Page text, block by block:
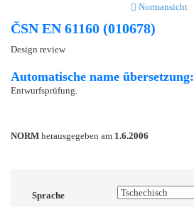
Normansicht
ČSN EN 61160 (010678)
Design review
Automatische name übersetzung:
Entwurfsprüfung.
NORM herausgegeben am 1.6.2006
Sprache